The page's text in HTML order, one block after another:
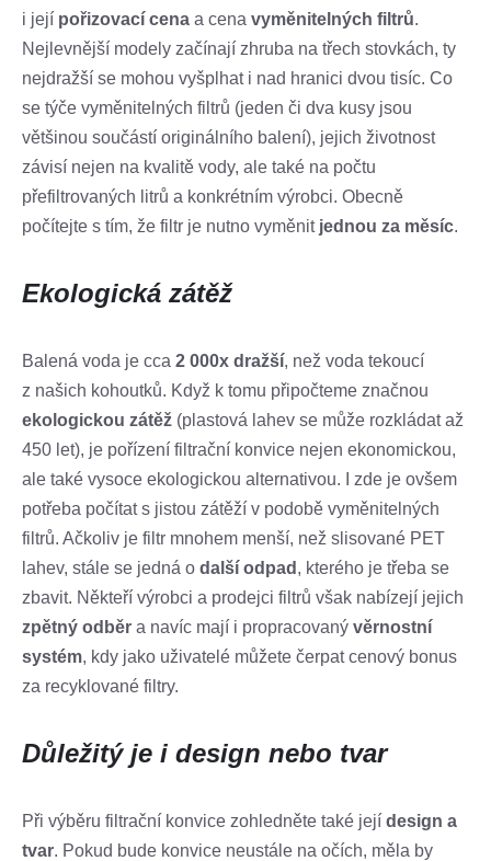
i její pořizovací cena a cena vyměnitelných filtrů.
Nejlevnější modely začínají zhruba na třech stovkách, ty
nejdražší se mohou vyšplhat i nad hranici dvou tisíc. Co
se týče vyměnitelných filtrů (jeden či dva kusy jsou
většinou součástí originálního balení), jejich životnost
závisí nejen na kvalitě vody, ale také na počtu
přefiltrovaných litrů a konkrétním výrobci. Obecně
počítejte s tím, že filtr je nutno vyměnit jednou za měsíc.
Ekologická zátěž
Balená voda je cca 2 000x dražší, než voda tekoucí
z našich kohoutků. Když k tomu připočteme značnou
ekologickou zátěž (plastová lahev se může rozkládat až
450 let), je pořízení filtrační konvice nejen ekonomickou,
ale také vysoce ekologickou alternativou. I zde je ovšem
potřeba počítat s jistou zátěží v podobě vyměnitelných
filtrů. Ačkoliv je filtr mnohem menší, než slisované PET
lahev, stále se jedná o další odpad , kterého je třeba se
zbavit. Někteří výrobci a prodejci filtrů však nabízejí jejich
zpětný odběr a navíc mají i propracovaný věrnostní
systém, kdy jako uživatelé můžete čerpat cenový bonus
za recyklované filtry.
Důležitý je i design nebo tvar
Při výběru filtrační konvice zohledněte také její design a
tvar. Pokud bude konvice neustále na očích, měla by